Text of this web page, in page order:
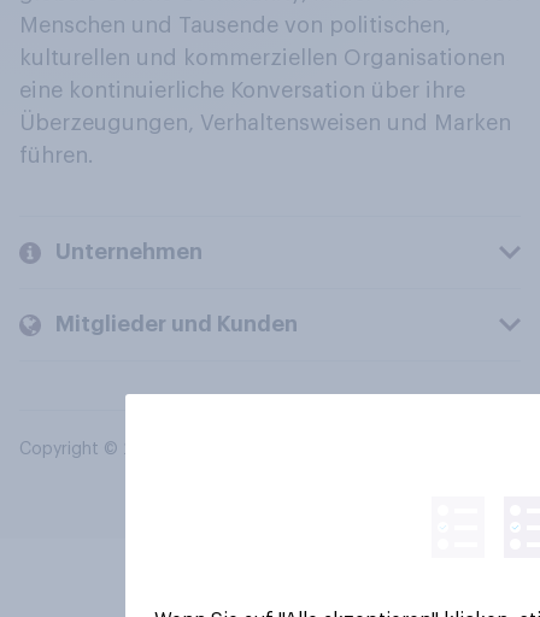
Menschen und Tausende von politischen,
kulturellen und kommerziellen Organisationen
eine kontinuierliche Konversation über ihre
Überzeugungen, Verhaltensweisen und Marken
führen.
Unternehmen
Mitglieder und Kunden
Copyright © 2026 YouGov PLC. Alle Rechte vorbehalten.